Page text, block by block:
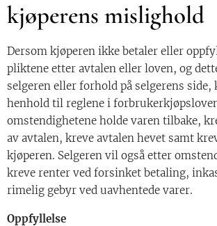
kjøperens mislighold
Dersom kjøperen ikke betaler eller
pliktene etter avtalen eller loven, og
selgeren eller forhold på selgerens side,
henhold til reglene i
omstendighetene holde varen tilbake,
av avtalen, kreve avtalen hevet samt
kjøperen. Selgeren vil også etter
kreve renter ved forsinket betaling,
rimelig gebyr ved uavhentede varer.
Oppfyllelse